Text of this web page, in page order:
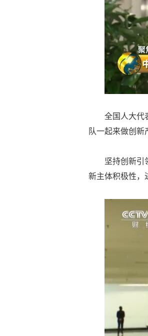
全国人大代
队一起来做创新
坚持创新引
新主体积极性，